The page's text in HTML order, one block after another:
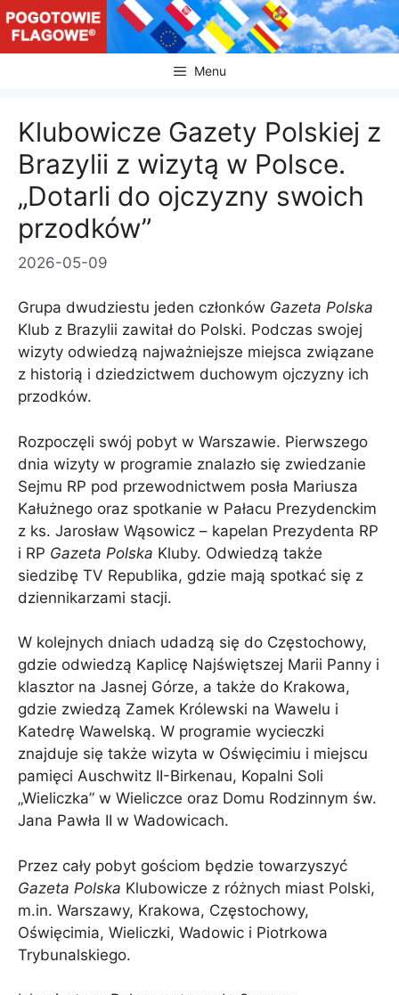
Przejdź
do
treści
Menu
Klubowicze Gazety Polskiej z
Brazylii z wizytą w Polsce.
„Dotarli do ojczyzny swoich
przodków”
2026-05-09
Grupa dwudziestu jeden członków Gazeta Polska
Klub z Brazylii zawitał do Polski. Podczas swojej
wizyty odwiedzą najważniejsze miejsca związane
z historią i dziedzictwem duchowym ojczyzny ich
przodków.
Rozpoczęli swój pobyt w Warszawie. Pierwszego
dnia wizyty w programie znalazło się zwiedzanie
Sejmu RP pod przewodnictwem posła Mariusza
Kałużnego oraz spotkanie w Pałacu Prezydenckim
z ks. Jarosław Wąsowicz – kapelan Prezydenta RP
i RP Gazeta Polska Kluby. Odwiedzą także
siedzibę TV Republika, gdzie mają spotkać się z
dziennikarzami stacji.
W kolejnych dniach udadzą się do Częstochowy,
gdzie odwiedzą Kaplicę Najświętszej Marii Panny i
klasztor na Jasnej Górze, a także do Krakowa,
gdzie zwiedzą Zamek Królewski na Wawelu i
Katedrę Wawelską. W programie wycieczki
znajduje się także wizyta w Oświęcimiu i miejscu
pamięci Auschwitz II-Birkenau, Kopalni Soli
„Wieliczka” w Wieliczce oraz Domu Rodzinnym św.
Jana Pawła II w Wadowicach.
Przez cały pobyt gościom będzie towarzyszyć
Gazeta Polska Klubowicze z różnych miast Polski,
m.in. Warszawy, Krakowa, Częstochowy,
Oświęcimia, Wieliczki, Wadowic i Piotrkowa
Trybunalskiego.